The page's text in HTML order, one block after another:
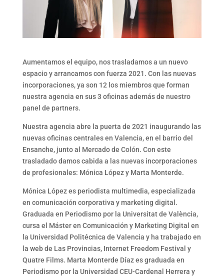
Aumentamos el equipo, nos trasladamos a un nuevo
espacio y arrancamos con fuerza 2021. Con las nuevas
incorporaciones, ya son 12 los miembros que forman
nuestra agencia en sus 3 oficinas además de nuestro
panel de partners.
Nuestra agencia abre la puerta de 2021 inaugurando las
nuevas oficinas centrales en Valencia, en el barrio del
Ensanche, junto al Mercado de Colón. Con este
trasladado damos cabida a las nuevas incorporaciones
de profesionales: Mónica López y Marta Monterde.
Mónica López es periodista multimedia, especializada
en comunicación corporativa y marketing digital.
Graduada en Periodismo por la Universitat de València,
cursa el Máster en Comunicación y Marketing Digital en
la Universidad Politécnica de Valencia y ha trabajado en
la web de Las Provincias, Internet Freedom Festival y
Quatre Films. Marta Monterde Díaz es graduada en
Periodismo por la Universidad CEU-Cardenal Herrera y